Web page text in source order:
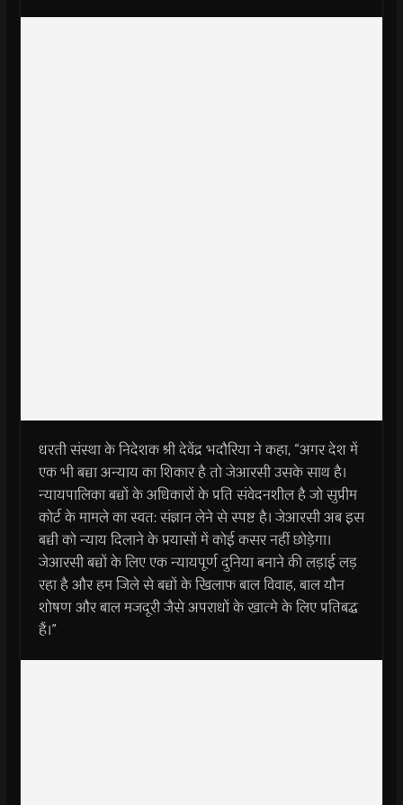
धरती संस्था के निदेशक श्री देवेंद्र भदौरिया ने कहा, “अगर देश में
एक भी बच्चा अन्याय का शिकार है तो जेआरसी उसके साथ है।
न्यायपालिका बच्चों के अधिकारों के प्रति संवेदनशील है जो सुप्रीम
कोर्ट के मामले का स्वत: संज्ञान लेने से स्पष्ट है। जेआरसी अब इस
बच्ची को न्याय दिलाने के प्रयासों में कोई कसर नहीं छोड़ेगा।
जेआरसी बच्चों के लिए एक न्यायपूर्ण दुनिया बनाने की लड़ाई लड़
रहा है और हम जिले से बच्चों के खिलाफ बाल विवाह, बाल यौन
शोषण और बाल मजदूरी जैसे अपराधों के खात्मे के लिए प्रतिबद्ध
हैं।”